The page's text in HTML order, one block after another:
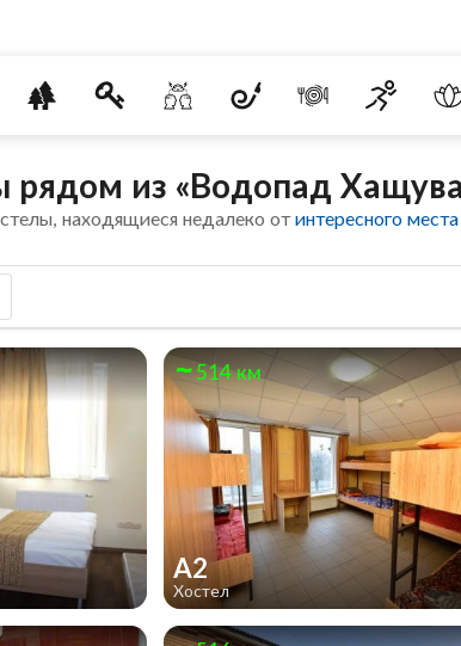
рядом из «Водопад
находящиеся недалеко отинтересного
514 км
А2
Хостел